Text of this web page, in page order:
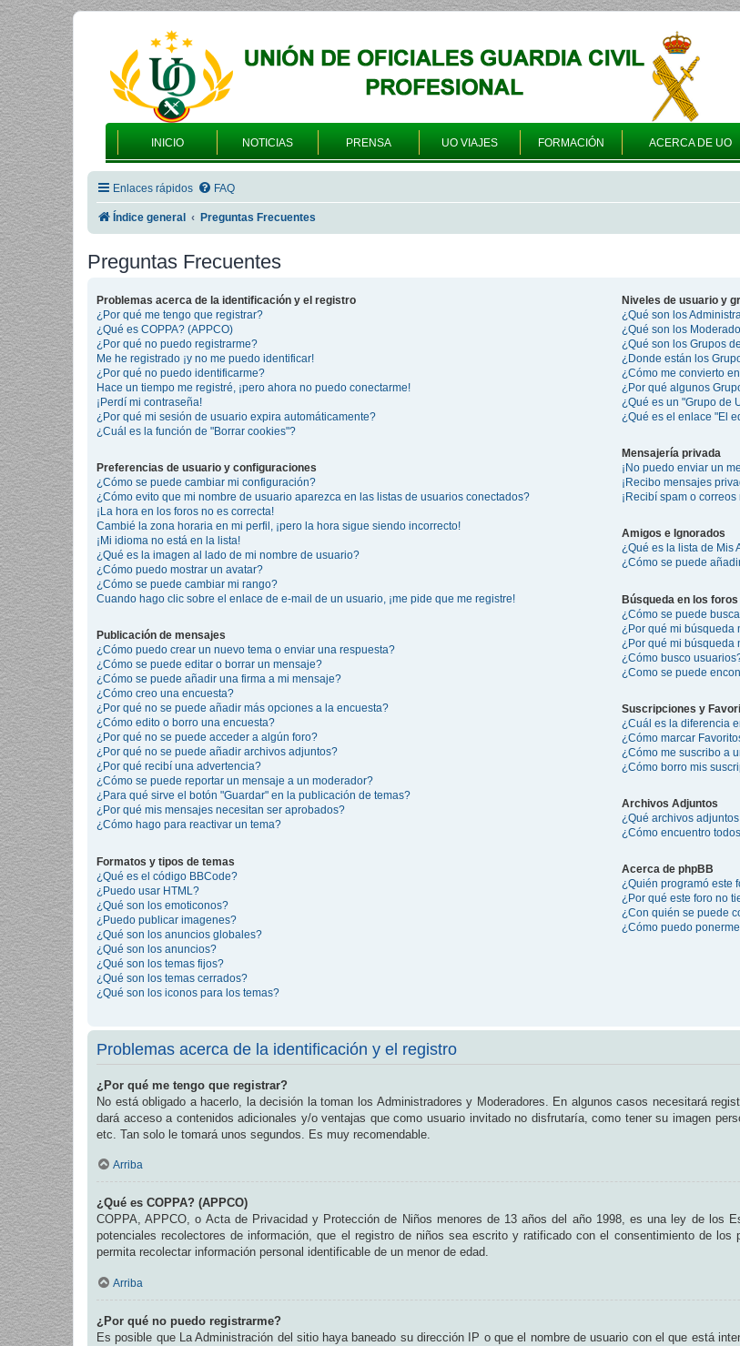
INICIO NOTICIAS PRENSA UO VIAJES FORMACIÓN ACERCA DE UO
Enlaces rápidos FAQ
Índice general Preguntas Frecuentes
Preguntas Frecuentes
Problemas acerca de la identificación y el registro
¿Por qué me tengo que registrar?
¿Qué es COPPA? (APPCO)
¿Por qué no puedo registrarme?
Me he registrado ¡y no me puedo identificar!
¿Por qué no puedo identificarme?
Hace un tiempo me registré, ¡pero ahora no puedo conectarme!
¡Perdí mi contraseña!
¿Por qué mi sesión de usuario expira automáticamente?
¿Cuál es la función de "Borrar cookies"?
Preferencias de usuario y configuraciones
¿Cómo se puede cambiar mi configuración?
¿Cómo evito que mi nombre de usuario aparezca en las listas de usuarios conectados?
¡La hora en los foros no es correcta!
Cambié la zona horaria en mi perfil, ¡pero la hora sigue siendo incorrecto!
¡Mi idioma no está en la lista!
¿Qué es la imagen al lado de mi nombre de usuario?
¿Cómo puedo mostrar un avatar?
¿Cómo se puede cambiar mi rango?
Cuando hago clic sobre el enlace de e-mail de un usuario, ¡me pide que me registre!
Publicación de mensajes
¿Cómo puedo crear un nuevo tema o enviar una respuesta?
¿Cómo se puede editar o borrar un mensaje?
¿Cómo se puede añadir una firma a mi mensaje?
¿Cómo creo una encuesta?
¿Por qué no se puede añadir más opciones a la encuesta?
¿Cómo edito o borro una encuesta?
¿Por qué no se puede acceder a algún foro?
¿Por qué no se puede añadir archivos adjuntos?
¿Por qué recibí una advertencia?
¿Cómo se puede reportar un mensaje a un moderador?
¿Para qué sirve el botón "Guardar" en la publicación de temas?
¿Por qué mis mensajes necesitan ser aprobados?
¿Cómo hago para reactivar un tema?
Formatos y tipos de temas
¿Qué es el código BBCode?
¿Puedo usar HTML?
¿Qué son los emoticonos?
¿Puedo publicar imagenes?
¿Qué son los anuncios globales?
¿Qué son los anuncios?
¿Qué son los temas fijos?
¿Qué son los temas cerrados?
¿Qué son los iconos para los temas?
Niveles de usuario y
¿Qué son los
¿Qué son los
¿Qué son los Grupos
¿Donde están los
¿Cómo me convierto
¿Por qué algunos
¿Qué es un "Grupo de
¿Qué es el enlace "El
Mensajería privada
¡No puedo enviar un
¡Recibo mensajes
¡Recibí spam o
Amigos e Ignorados
¿Qué es la lista de Mis
¿Cómo se puede
Búsqueda en los foros
¿Cómo se puede
¿Por qué mi búsqueda
¿Por qué mi búsqueda
¿Cómo busco
¿Como se puede
Suscripciones y
¿Cuál es la diferencia
¿Cómo marcar
¿Cómo me suscribo a
¿Cómo borro mis
Archivos Adjuntos
¿Qué archivos
¿Cómo encuentro
Acerca de phpBB
¿Quién programó este
¿Por qué este foro no
¿Con quién se puede
¿Cómo puedo
Problemas acerca de la identificación y el registro
¿Por qué me tengo que registrar?
No está obligado a hacerlo, la decisión la toman los Administradores y Moderadores. En algunos casos necesitará
dará acceso a contenidos adicionales y/o ventajas que como usuario invitado no disfrutaría, como tener su imagen
etc. Tan solo le tomará unos segundos. Es muy recomendable.
Arriba
¿Qué es COPPA? (APPCO)
COPPA, APPCO, o Acta de Privacidad y Protección de Niños menores de 13 años del año 1998, es una ley de los
potenciales recolectores de información, que el registro de niños sea escrito y ratificado con el consentimiento de
permita recolectar información personal identificable de un menor de edad.
Arriba
¿Por qué no puedo registrarme?
Es posible que La Administración del sitio haya baneado su dirección IP o que el nombre de usuario con el que está